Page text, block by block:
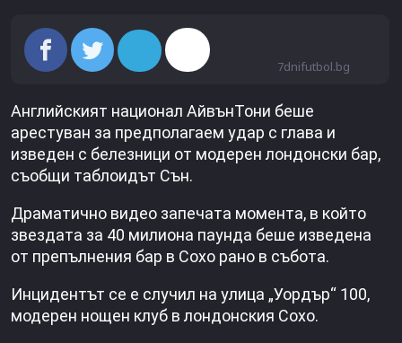
7dnifutbol.bg
Английският национал АйвънТони беше
арестуван за предполагаем удар с глава и
изведен с белезници от модерен лондонски бар,
съобщи таблоидът Сън.
Драматично видео запечата момента, в който
звездата за 40 милиона паунда беше изведена
от препълнения бар в Сохо рано в събота.
Инцидентът се е случил на улица „Уордър“ 100,
модерен нощен клуб в лондонския Сохо.